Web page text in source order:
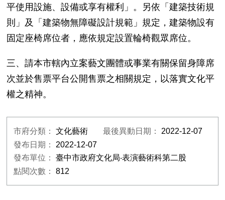
平使用設施、設備或享有權利」。另依「建築技術規
則」及「建築物無障礙設計規範」規定，建築物設有
固定座椅席位者，應依規定設置輪椅觀眾席位。
三、請本市轄內立案藝文團體或事業有關保留身障席
次並於售票平台公開售票之相關規定，以落實文化平
權之精神。
市府分類：文化藝術 最後異動日期： 2022-12-07
發布日期： 2022-12-07
發布單位：臺中市政府文化局‧表演藝術科第二股
點閱次數：812